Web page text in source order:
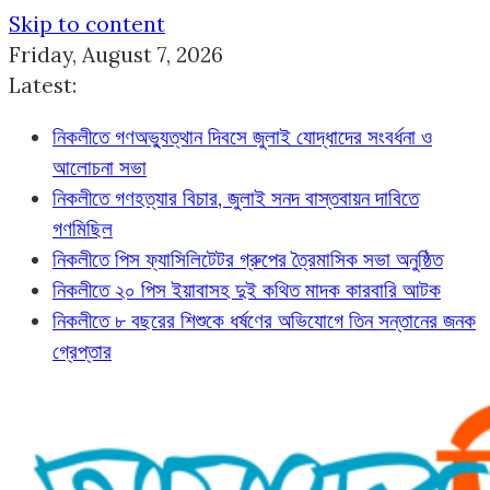
Skip to content
Friday, August 7, 2026
Latest:
নিকলীতে গণঅভ্যুত্থান দিবসে জুলাই যোদ্ধাদের সংবর্ধনা ও
আলোচনা সভা
নিকলীতে গণহত্যার বিচার, জুলাই সনদ বাস্তবায়ন দাবিতে
গণমিছিল
নিকলীতে পিস ফ্যাসিলিটেটর গ্রুপের ত্রৈমাসিক সভা অনুষ্ঠিত
নিকলীতে ২০ পিস ইয়াবাসহ দুই কথিত মাদক কারবারি আটক
নিকলীতে ৮ বছরের শিশুকে ধর্ষণের অভিযোগে তিন সন্তানের জনক
গ্রেপ্তার